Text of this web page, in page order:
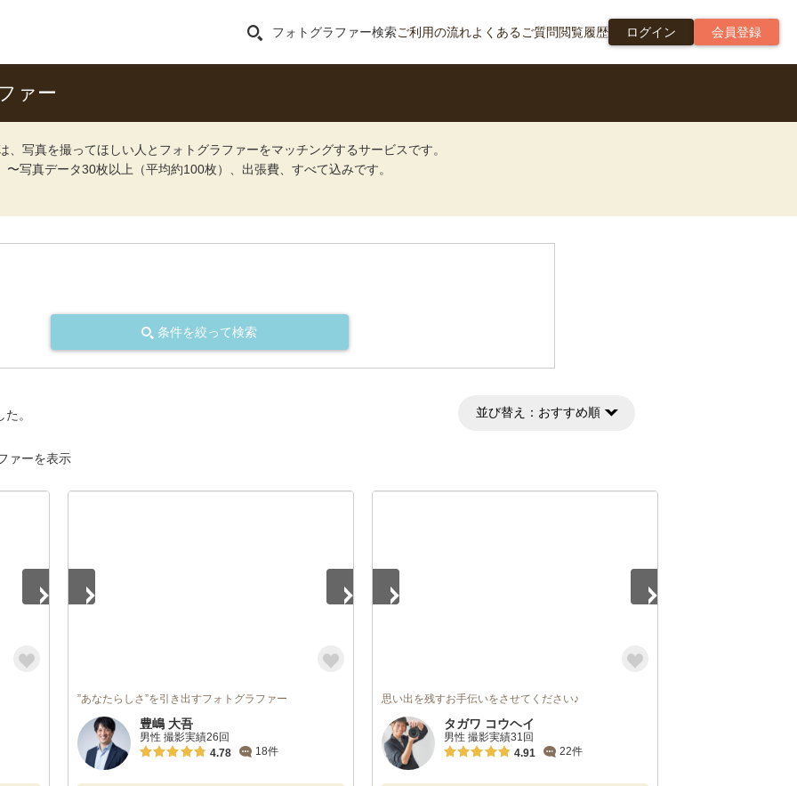
フォトグラファー検索ご利用の流れよくあるご質問閲覧履歴 ログイン 会員登録
ァー
、写真を撮ってほしい人とフォトグラファーをマッチングするサービスです。
写真データ30枚以上（平均約100枚）、出張費、すべて込みです。
条件を絞って検索
。 並び替え： おすすめ順
ァーを表示
”あなたらしさ”を引き出すフォトグラファー
豊嶋 大吾
男性 撮影実績26回
4.78
18件
思い出を残すお手伝いをさせてください♪
タガワ コウヘイ
男性 撮影実績31回
4.91
22件